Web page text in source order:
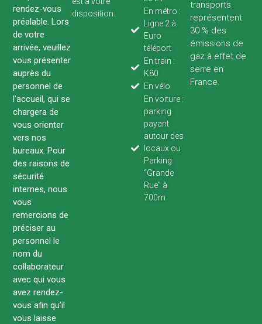
rendez-vous
préalable. Lors
de votre
arrivée, veuillez
vous présenter
auprès du
personnel de
l’accueil, qui se
chargera de
vous orienter
vers nos
bureaux. Pour
des raisons de
sécurité
internes, nous
vous
remercions de
préciser au
personnel le
nom du
collaborateur
avec qui vous
avez rendez-
vous afin qu’il
vous laisse
disposition.
En métro :
Ligne 2 à
Euro
téléport
En train :
K80
En vélo
En voiture :
parking
payant
autour des
locaux ou
Parking
“Grande
Rue” à
700m
transports
représentent
30 % des
émissions de
gaz à effet de
serre en
France.